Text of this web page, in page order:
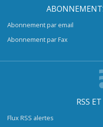
Abonnement par email
Abonnement par Fax
RSS
Flux RSS alertes